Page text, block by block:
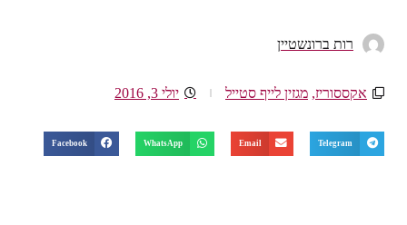
רות ברונשטיין
אקססוריז,מגזין לייף סטייל יולי 3, 2016
Telegram
Email
WhatsApp
Facebook